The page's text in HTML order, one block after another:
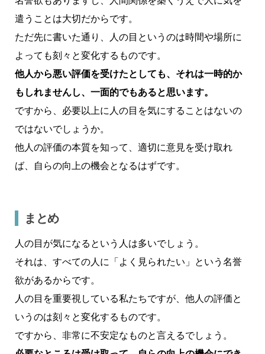
遣うことは大切だからです。
ただ先に書いた通り、人の目というのは時間や場所に
よっても刻々と変化するものです。
他人から悪い評価を受けたとしても、それは一時的か
もしれませんし、一面的でもあると思います。
ですから、必要以上に人の目を気にすることはないの
ではないでしょうか。
他人の評価の本質を知って、適切に意見を受け取れ
ば、自らの向上の機会となるはずです。
まとめ
人の目が気になるという人は多いでしょう。
それは、すべての人に「よく見られたい」という名誉
欲があるからです。
人の目を重要視している私たちですが、他人の評価と
いうのは刻々と変化するものです。
ですから、非常に不安定なものと言えるでしょう。